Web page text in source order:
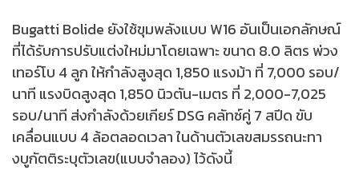
Bugatti Bolide ยังใช้ขุมพลังแบบ W16 อันเป็นเอกลักษณ์
ที่ได้รับการปรับแต่งใหม่มาโดยเฉพาะ ขนาด 8.0 ลิตร พ่วง
เทอร์โบ 4 ลูก ให้กำลังสูงสุด 1,850 แรงม้า ที่ 7,000 รอบ/
นาที แรงบิดสูงสุด 1,850 นิวตัน-เมตร ที่ 2,000-7,025
รอบ/นาที ส่งกำลังด้วยเกียร์ DSG คลัทซ์คู่ 7 สปีด ขับ
เคลื่อนแบบ 4 ล้อตลอดเวลา ในด้านตัวเลขสมรรถนะทา
งบูกัตติระบุตัวเลข(แบบจำลอง) ไว้ดังนี้